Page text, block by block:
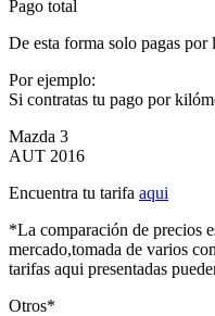
Pago total
De esta forma solo pagas por
Por ejemplo:
Si contratas tu pago por
Mazda 3
AUT 2016
Encuentra tu tarifa aqui
*La comparación de precios
mercado,tomada de varios
tarifas aqui presentadas
Otros*